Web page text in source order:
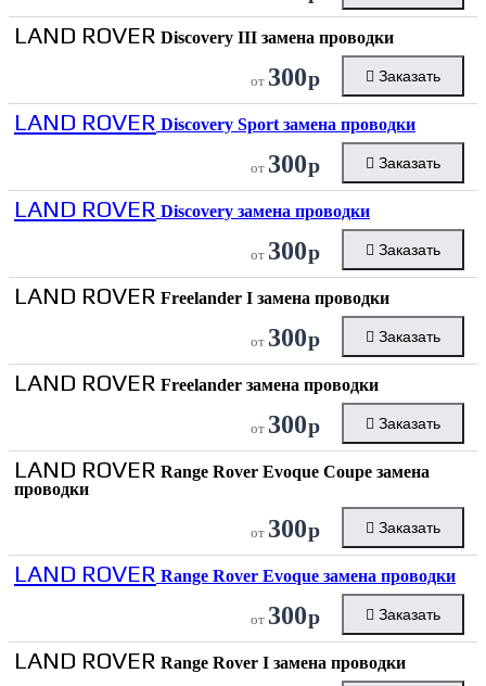
LAND ROVER Discovery III замена проводки
от 300р Заказать
LAND ROVER Discovery Sport замена проводки
от 300р Заказать
LAND ROVER Discovery замена проводки
от 300р Заказать
LAND ROVER Freelander I замена проводки
от 300р Заказать
LAND ROVER Freelander замена проводки
от 300р Заказать
LAND ROVER Range Rover Evoque Coupe замена
проводки
от 300р Заказать
LAND ROVER Range Rover Evoque замена проводки
от 300р Заказать
LAND ROVER Range Rover I замена проводки